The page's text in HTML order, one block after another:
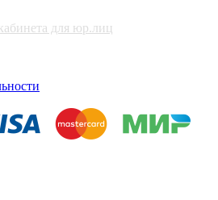
для юр.лиц